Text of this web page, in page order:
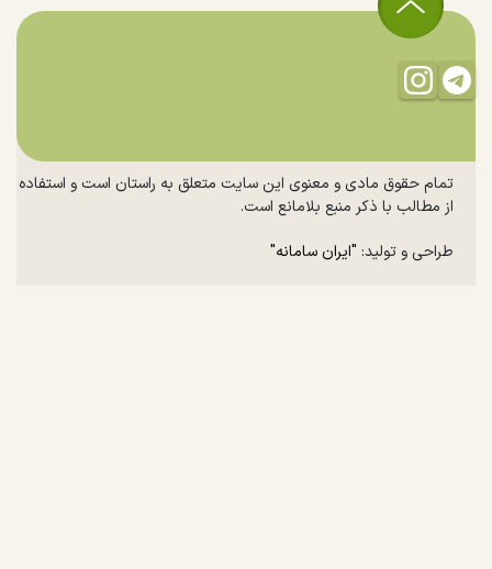
تمام حقوق مادی و معنوی این سایت متعلق به راستان است و استفاده
از مطالب با ذکر منبع بلامانع است.
طراحی و تولید: "ایران سامانه"